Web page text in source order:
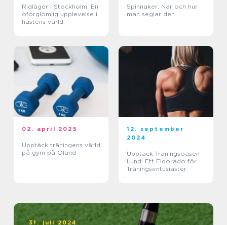
Ridläger i Stockholm: En
oförglömlig upplevelse i
hästens värld
Spinnaker: När och hur
man seglar den
02. april 2025
Upptäck träningens värld
på gym på Öland
12. september
2024
Upptäck Träningsoasen
Lund: Ett Eldorado för
Träningsentusiaster
31. juli 2024